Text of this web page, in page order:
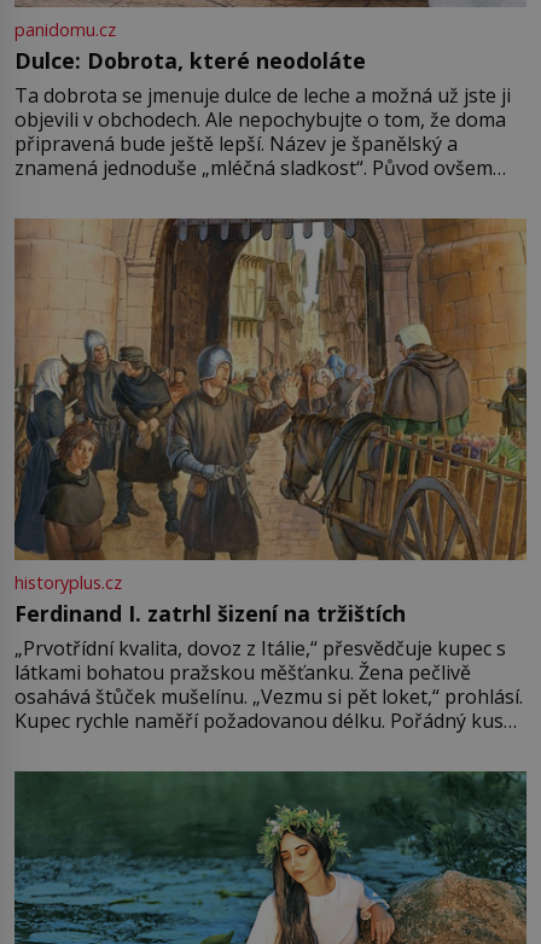
panidomu.cz
Dulce: Dobrota, které neodoláte
Ta dobrota se jmenuje dulce de leche a možná už jste ji
objevili v obchodech. Ale nepochybujte o tom, že doma
připravená bude ještě lepší. Název je španělský a
znamená jednoduše „mléčná sladkost“. Původ ovšem
pře hned několik latinskoamerických zemí a k tomu
Francie, kde se traduje,
historyplus.cz
Ferdinand I. zatrhl šizení na tržištích
„Prvotřídní kvalita, dovoz z Itálie,“ přesvědčuje kupec s
látkami bohatou pražskou měšťanku. Žena pečlivě
osahává štůček mušelínu. „Vezmu si pět loket,“ prohlásí.
Kupec rychle naměří požadovanou délku. Pořádný kus
milostpaní. Stačí jenom na sukni,“ zhodnotí švadlena
množství růžového mušelínu. „Ošidili vás, podívejte.“
Vezme do ruky dřevěnou